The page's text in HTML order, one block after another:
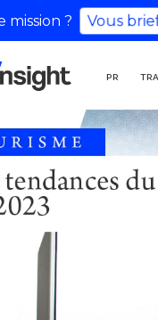
PR
mission ? Vous